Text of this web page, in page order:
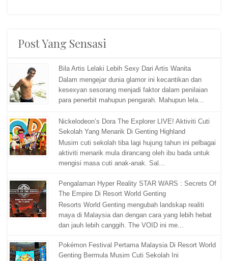
Post Yang Sensasi
Bila Artis Lelaki Lebih Sexy Dari Artis Wanita
Dalam mengejar dunia glamor ini kecantikan dan
kesexyan sesorang menjadi faktor dalam penilaian
para penerbit mahupun pengarah. Mahupun lela...
Nickelodeon’s Dora The Explorer LIVE! Aktiviti Cuti
Sekolah Yang Menarik Di Genting Highland
Musim cuti sekolah tiba lagi hujung tahun ini pelbagai
aktiviti menarik mula dirancang oleh ibu bada untuk
mengisi masa cuti anak-anak. Sal...
Pengalaman Hyper Reality STAR WARS : Secrets Of
The Empire Di Resort World Genting
Resorts World Genting mengubah landskap realiti
maya di Malaysia dan dengan cara yang lebih hebat
dan jauh lebih canggih. The VOID ini me...
Pokémon Festival Pertama Malaysia Di Resort World
Genting Bermula Musim Cuti Sekolah Ini